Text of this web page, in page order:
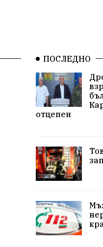
ПОСЛЕДНО
отцепен